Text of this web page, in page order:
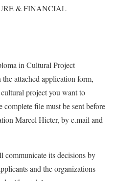
& FINANCIAL
in Cultural Project
attached application form,
project you want to
file must be sent before
Marcel Hicter, by e.mail and
communicate its decisions by
and the organizations